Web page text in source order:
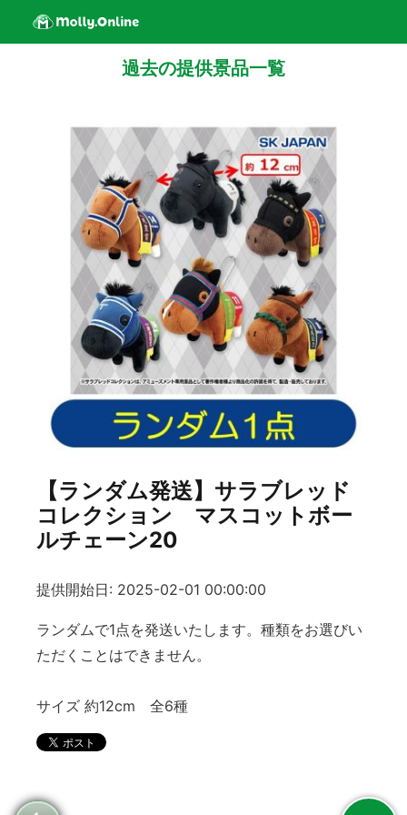
過去の提供景品一覧
【ランダム発送】サラブレッド
コレクション マスコットボー
ルチェーン20
提供開始日: 2025-02-01 00:00:00
ランダムで1点を発送いたします。種類をお選びい
ただくことはできません。
サイズ 約12cm 全6種